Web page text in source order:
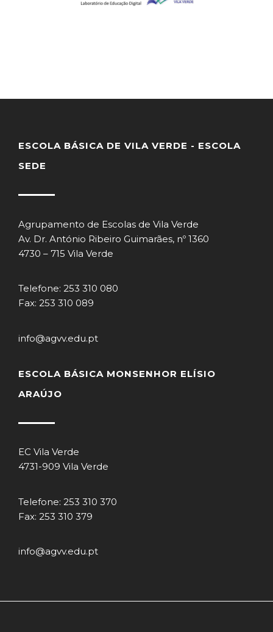
ESCOLA BÁSICA DE VILA VERDE - ESCOLA
SEDE
Agrupamento de Escolas de Vila Verde
Av. Dr. António Ribeiro Guimarães, nº 1360
4730 – 715 Vila Verde
Telefone: 253 310 080
Fax: 253 310 089
info@agvv.edu.pt
ESCOLA BÁSICA MONSENHOR ELÍSIO
ARAÚJO
EC Vila Verde
4731-909 Vila Verde
Telefone: 253 310 370
Fax: 253 310 379
info@agvv.edu.pt